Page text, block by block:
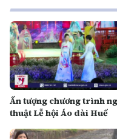
Ấn tượng chương trình
thuật Lễ hội Áo dài Huế